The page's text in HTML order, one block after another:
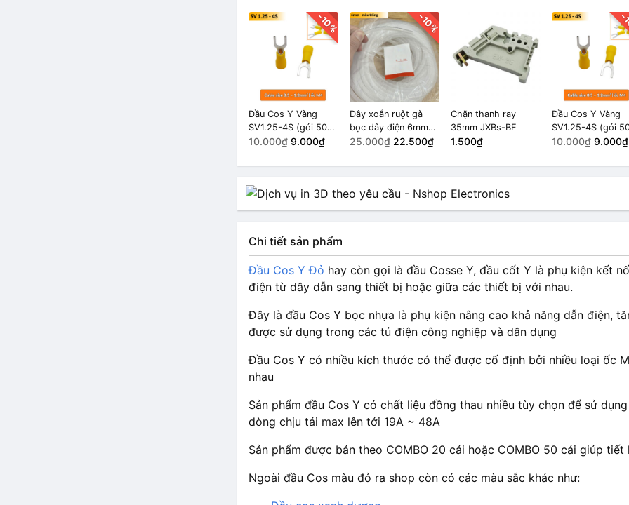
-10%
Đầu Cos Y Vàng
SV1.25-4S (gói 50
cái)
10.000₫ 9.000₫
-10%
Dây xoắn ruột gà
bọc dây điện 6mm
màu trắng (15m)
25.000₫ 22.500₫
Chặn thanh ray
35mm JXBs-BF
1.500₫
-
Đầu Cos Y Vàng
SV1.25-4S (gói
cái)
10.000₫ 9.000₫
Chi tiết sản phẩm
Đầu Cos Y Đỏ hay còn gọi là đầu Cosse Y, đầu cốt Y là phụ kiện kết
điện từ dây dẫn sang thiết bị hoặc giữa các thiết bị với nhau.
Đây là đầu Cos Y bọc nhựa là phụ kiện nâng cao khả năng dẫn điện,
được sử dụng trong các tủ điện công nghiệp và dân dụng
Đầu Cos Y có nhiều kích thước có thể được cố định bởi nhiều loại ốc
nhau
Sản phẩm đầu Cos Y có chất liệu đồng thau nhiều tùy chọn để sử
dòng chịu tải max lên tới 19A ~ 48A
Sản phẩm được bán theo COMBO 20 cái hoặc COMBO 50 cái giúp
Ngoài đầu Cos màu đỏ ra shop còn có các màu sắc khác như: